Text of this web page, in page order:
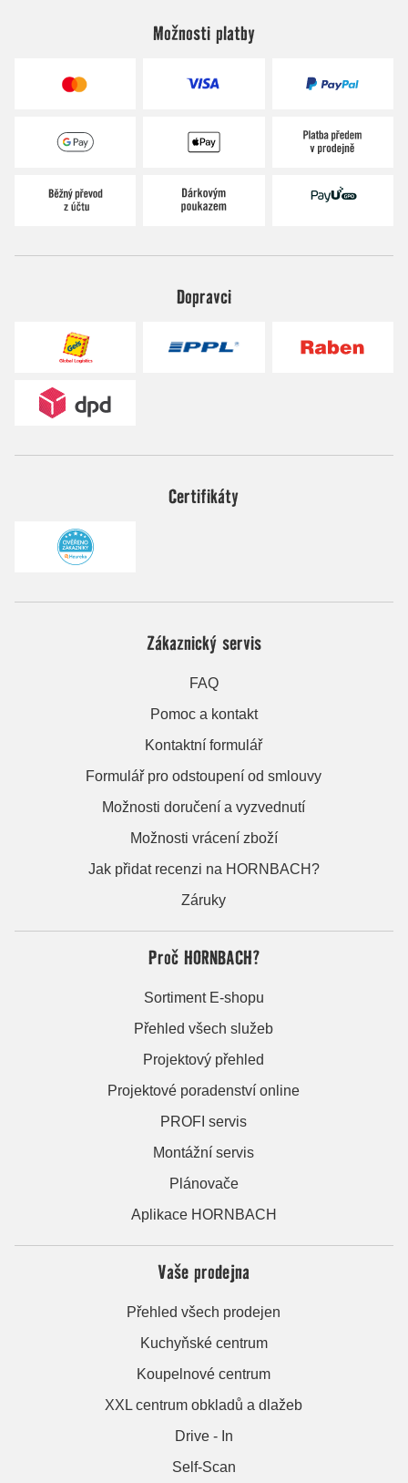
Možnosti platby
Dopravci
Certifikáty
Zákaznický servis
FAQ
Pomoc a kontakt
Kontaktní formulář
Formulář pro odstoupení od smlouvy
Možnosti doručení a vyzvednutí
Možnosti vrácení zboží
Jak přidat recenzi na HORNBACH?
Záruky
Proč HORNBACH?
Sortiment E-shopu
Přehled všech služeb
Projektový přehled
Projektové poradenství online
PROFI servis
Montážní servis
Plánovače
Aplikace HORNBACH
Vaše prodejna
Přehled všech prodejen
Kuchyňské centrum
Koupelnové centrum
XXL centrum obkladů a dlažeb
Drive - In
Self-Scan